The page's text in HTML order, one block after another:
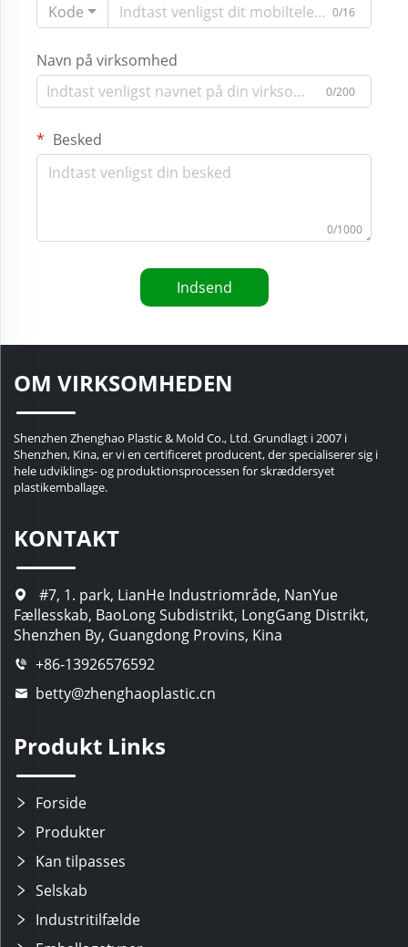
Kode
0/16
Navn på virksomhed
0/200
Besked
0/1000
Indsend
OM VIRKSOMHEDEN
Shenzhen Zhenghao Plastic & Mold Co., Ltd. Grundlagt i 2007 i
Shenzhen, Kina, er vi en certificeret producent, der specialiserer sig i
hele udviklings- og produktionsprocessen for skræddersyet
plastikemballage.
KONTAKT
#7, 1. park, LianHe Industriområde, NanYue
Fællesskab, BaoLong Subdistrikt, LongGang Distrikt,
Shenzhen By, Guangdong Provins, Kina
+86-13926576592
betty@zhenghaoplastic.cn
Produkt Links
Forside
Produkter
Kan tilpasses
Selskab
Industritilfælde